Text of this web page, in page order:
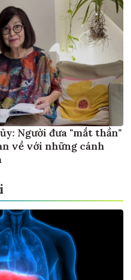
Người đưa "mắt thần"
về với những cánh